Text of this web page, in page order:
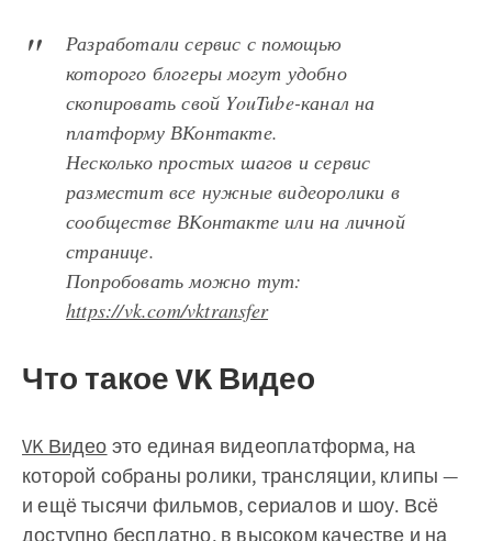
Разработали сервис с помощью
которого блогеры могут удобно
скопировать свой YouTube-канал на
платформу ВКонтакте.
Несколько простых шагов и сервис
разместит все нужные видеоролики в
сообществе ВКонтакте или на личной
странице.
Попробовать можно тут:
https://vk.com/vktransfer
Что такое VK Видео
VK Видео это единая видеоплатформа, на
которой собраны ролики, трансляции, клипы —
и ещё тысячи фильмов, сериалов и шоу. Всё
доступно бесплатно, в высоком качестве и на